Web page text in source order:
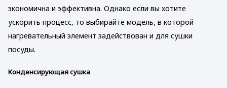
экономична и эффективна. Однако если вы хотите
ускорить процесс, то выбирайте модель, в которой
нагревательный элемент задействован и для сушки
посуды.
Конденсирующая сушка